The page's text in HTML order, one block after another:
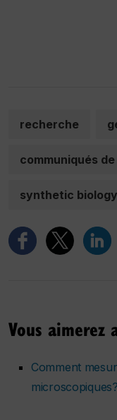
recherche
communiqués
synthetic biology
Vous aimerez
Comment